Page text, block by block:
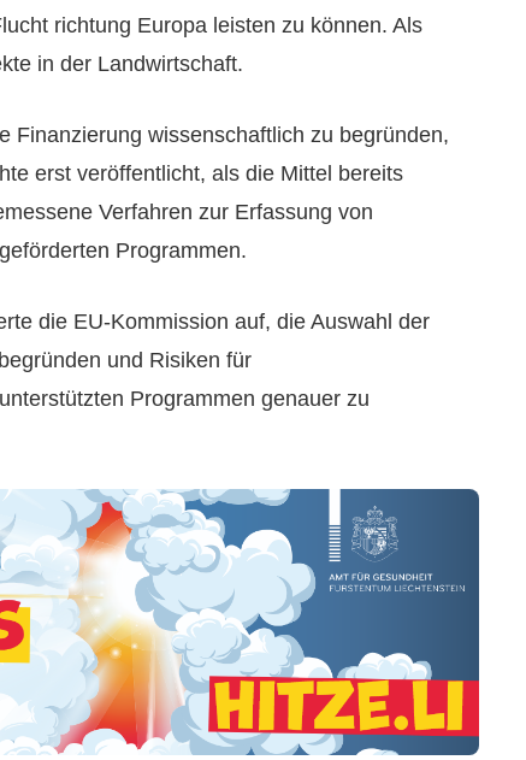
richtung Europa leisten zu können. Als
in der Landwirtschaft.
Finanzierung wissenschaftlich zu begründen,
erst veröffentlicht, als die Mittel bereits
Verfahren zur Erfassung von
Programmen.
die EU-Kommission auf, die Auswahl der
und Risiken für
Programmen genauer zu